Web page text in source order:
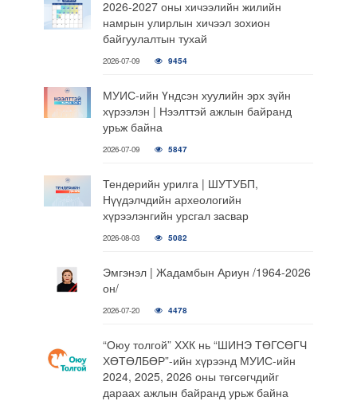
2026-2027 оны хичээлийн жилийн
намрын улирлын хичээл зохион
байгуулалтын тухай
2026-07-09 9454
МУИС-ийн Үндсэн хуулийн эрх зүйн
хүрээлэн | Нээлттэй ажлын байранд
урьж байна
2026-07-09 5847
Тендерийн урилга | ШУТУБП,
Нүүдэлчдийн археологийн
хүрээлэнгийн урсгал засвар
2026-08-03 5082
Эмгэнэл | Жадамбын Ариун /1964-2026
он/
2026-07-20 4478
“Оюу толгой” ХХК нь “ШИНЭ ТӨГСӨГЧ
ХӨТӨЛБӨР”-ийн хүрээнд МУИС-ийн
2024, 2025, 2026 оны төгсөгчдийг
дараах ажлын байранд урьж байна